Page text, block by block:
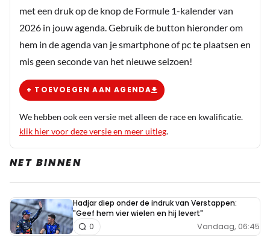
met een druk op de knop de Formule 1-kalender van
2026 in jouw agenda. Gebruik de button hieronder om
hem in de agenda van je smartphone of pc te plaatsen en
mis geen seconde van het nieuwe seizoen!
+ TOEVOEGEN AAN AGENDA
We hebben ook een versie met alleen de race en kwalificatie.
klik hier voor deze versie en meer uitleg.
NET BINNEN
Hadjar diep onder de indruk van Verstappen:
"Geef hem vier wielen en hij levert"
Vandaag, 06:45
0